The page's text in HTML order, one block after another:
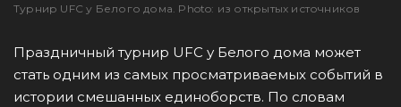
Турнир UFC у Белого дома. Photo: из открытых источников
Праздничный турнир UFC у Белого дома может
стать одним из самых просматриваемых событий в
истории смешанных единоборств. По словам